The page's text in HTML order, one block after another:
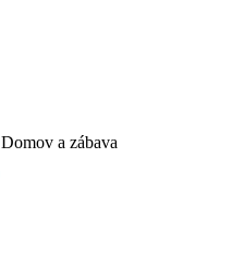
Domov a zábava